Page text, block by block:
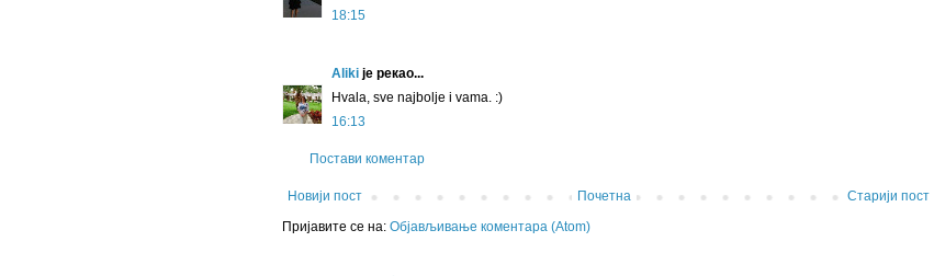
18:15
Alikiје рекао...
Hvala, sve najbolje i vama. :)
16:13
Постави коментар
Новији пост Старији пост
Почетна
Пријавите се на: Објављивање коментара (Atom)